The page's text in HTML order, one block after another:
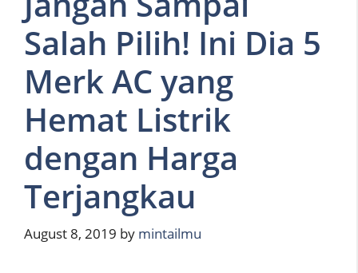
Salah Pilih! Ini Dia 5
Merk AC yang
Hemat Listrik
dengan Harga
Terjangkau
August 8, 2019 by mintailmu